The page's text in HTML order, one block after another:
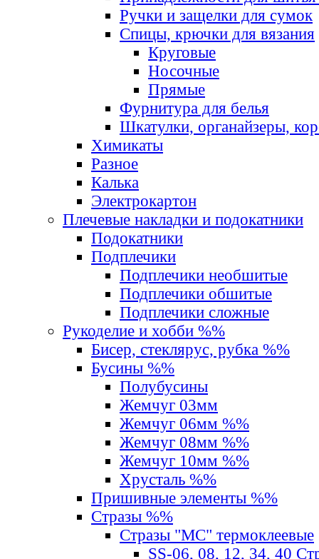
Ручки и защелки для сумок
Спицы, крючки для вязания
Круговые
Носочные
Прямые
Фурнитура для белья
Шкатулки, органайзеры,
Химикаты
Разное
Калька
Электрокартон
Плечевые накладки и подокатники
Подокатники
Подплечики
Подплечики необшитые
Подплечики обшитые
Подплечики сложные
Рукоделие и хобби %%
Бисер, стеклярус, рубка %%
Бусины %%
Полубусины
Жемчуг 03мм
Жемчуг 06мм %%
Жемчуг 08мм %%
Жемчуг 10мм %%
Хрусталь %%
Пришивные элементы %%
Стразы %%
Стразы "MС" термоклеевые
SS-06, 08, 12, 34, 40